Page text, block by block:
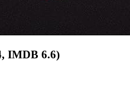
IMDB 6.6)